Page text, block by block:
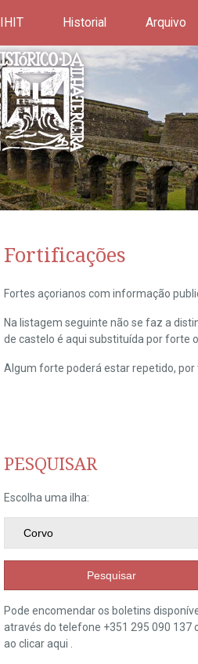
IHIT Historial Arquivo
Fortificações
Fortes açorianos com informação
Na listagem seguinte não se faz a
de castelo é aqui substituída por forte
Algum forte poderá estar repetido, por
PESQUISAR
Escolha uma ilha:
Pesquisar
Pode encomendar os boletins
através do telefone +351 295 090 137
ao clicaraqui